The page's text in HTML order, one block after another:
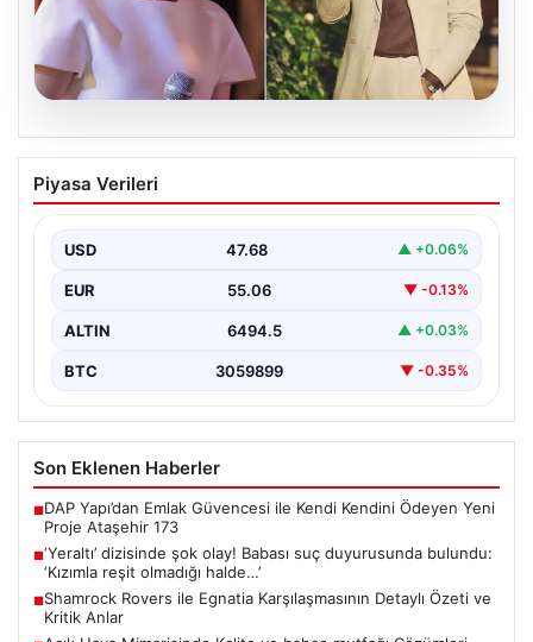
‘Yeraltı’ dizisinde şok olay! Babası suç
duyurusunda bulundu: ‘Kızımla reşit
Piyasa Verileri
USD 47.68 ▲ +0.06%
EUR 55.06 ▼ -0.13%
ALTIN 6494.5 ▲ +0.03%
BTC 3059899 ▼ -0.35%
Son Eklenen Haberler
■DAP Yapı’dan Emlak Güvencesi ile Kendi Kendini Ödeyen Yeni
Proje Ataşehir 173
■‘Yeraltı’ dizisinde şok olay! Babası suç duyurusunda bulundu:
‘Kızımla reşit olmadığı halde…’
■Shamrock Rovers ile Egnatia Karşılaşmasının Detaylı Özeti ve
Kritik Anlar